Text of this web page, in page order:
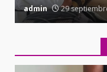
admin 29